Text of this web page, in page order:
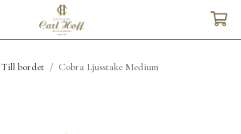
Till bordet / Cobra Ljusstake Medium